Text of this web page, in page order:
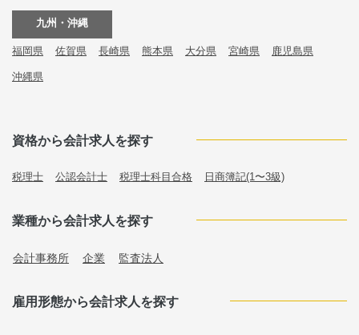
九州・沖縄
福岡県 佐賀県 長崎県 熊本県 大分県 宮崎県 鹿児島県
沖縄県
資格から会計求人を探す
税理士 公認会計士 税理士科目合格 日商簿記(1〜3級)
業種から会計求人を探す
会計事務所 企業 監査法人
雇用形態から会計求人を探す